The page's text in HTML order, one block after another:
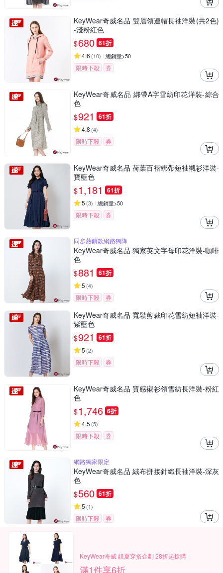
KeyWear奇威名品 雙層領連帽長袖洋裝(共2色)
-淺粉紅色
$680 61折
4.6 (10) 總銷量>50
限時下殺 券
KeyWear奇威名品 綁帶A字雪紡印花洋裝-綜合
色
$921 61折
4.8 (4)
限時下殺 券
KeyWear奇威名品 荷葉百褶綁帶短袖襯衫洋裝-
寶藍色
$1,181 61折
5 (3) 總銷量>50
限時下殺 券
同步熱銷款網路獨降
KeyWear奇威名品 獨家英文字母印花洋裝-咖啡
色
$881 61折
5 (4)
限時下殺 券
KeyWear奇威名品 寬鬆剪裁印花雪紡短袖洋裝-
紫藍色
$921 61折
5 (2)
限時下殺 券
KeyWear奇威名品 質感襯衫領雪紡長洋裝-粉紅
色
$1,746 6折
4.5 (5)
限時下殺 券
網路獨家限定
KeyWear奇威名品 絨布拼接針織長袖洋裝-深灰
色
$560 61折
5 (1)
限時下殺 券
KeyWear奇威 靚夏穿搭企劃 28折起搶購
滿1件享6折